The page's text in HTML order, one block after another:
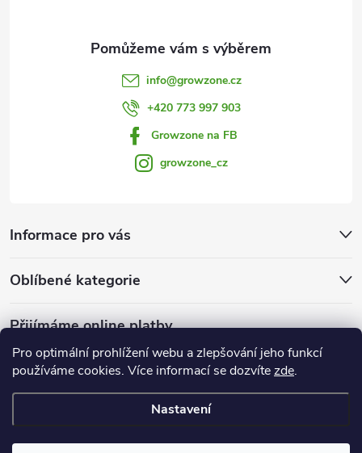
Pro optimální prohlížení webu a zlepšování jeho funkcí
používáme cookies. Více informací se dozvítezde.
Nastavení
info@growzone.cz
+420 773 997 903
Growzone na FB
growzone_cz
Informace pro vás
Oblíbené kategorie
Přijímáme online platby
nastavení cookies